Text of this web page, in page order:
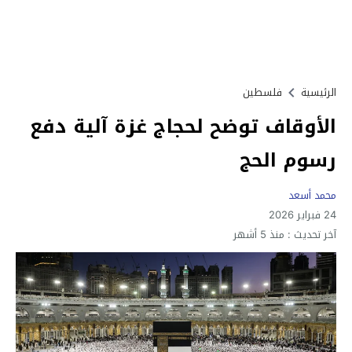
الرئيسية فلسطين
الأوقاف توضح لحجاج غزة آلية دفع
رسوم الحج
محمد أسعد
24 فبراير 2026
آخر تحديث : منذ 5 أشهر